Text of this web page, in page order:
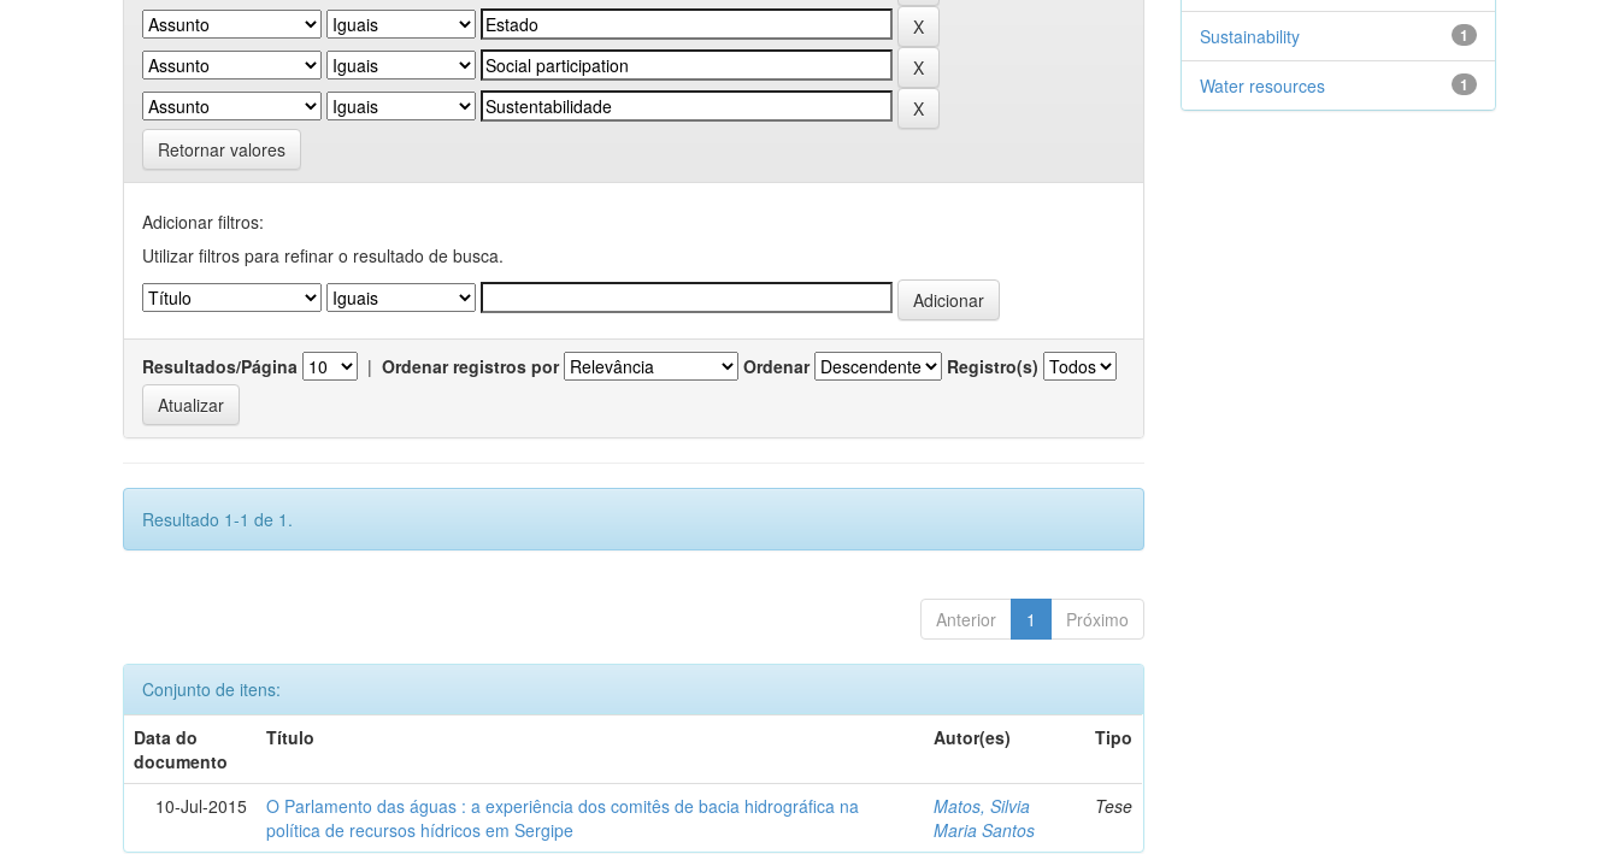
Retornar valores
Adicionar filtros:
Utilizar filtros para refinar o resultado de busca.
Resultados/Página | Ordenar registros por Ordenar Registro(s)
Resultado 1-1 de 1.
Anterior 1 Próximo
Conjunto de itens:
Data do
documento
Título Autor(es) Tipo
10-Jul-2015
O Parlamento das águas : a experiência dos comitês de bacia hidrográfica na
política de recursos hídricos em Sergipe
Matos, Silvia
Maria Santos
Tese
1
Sustainability
1
Water resources